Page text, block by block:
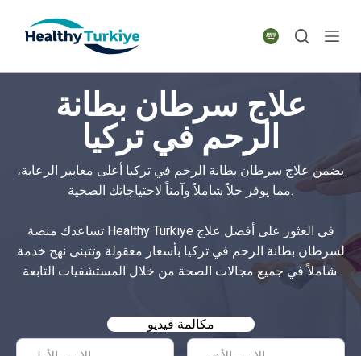
p
n
t
علاج سرطان بطانة
الرحم في تركيا
يضمن علاج سرطان بطانة الرحم في تركيا أعلى معايير الرعاية،
مما يوفر حلاً شاملاً وآمناً لاحتياجاتك الصحية.
تساعدك منصة Healthy Türkiye في العثور على أفضل علاج
لسرطان بطانة الرحم في تركيا بأسعار معقولة وتتبنى نهج خدمة
شاملاً في جميع مجالات الصحة من خلال المستشفيات التابعة.
مكالمة فيديو